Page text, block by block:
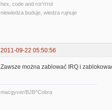
hex, code and ror'n'rol
niewiedza buduje, wiedza rujnuje
2011-09-22 05:50:56
Zawsze można zablować IRQ i
macgyver/BJB^Cobra